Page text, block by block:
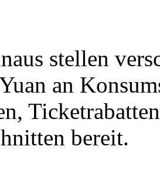
stellen
an
bereit.